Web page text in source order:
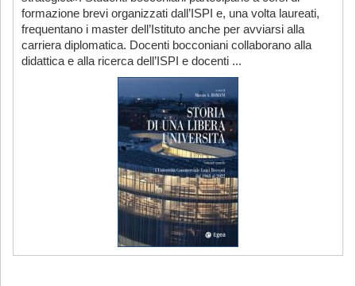
formazione brevi organizzati dall’ISPI e, una volta laureati,
frequentano i master dell’Istituto anche per avviarsi alla
carriera diplomatica. Docenti bocconiani collaborano alla
didattica e alla ricerca dell’ISPI e docenti ...